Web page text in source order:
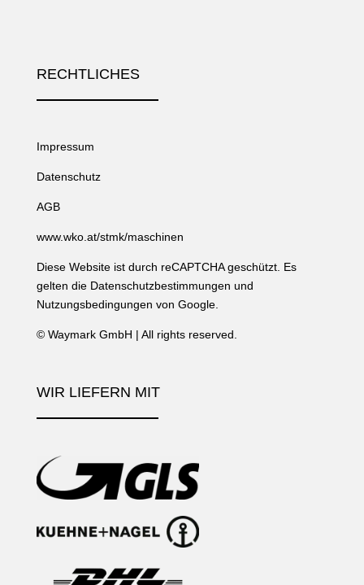
WIR LIEFERN MIT
RECHTLICHES
Impressum
Datenschutz
AGB
www.wko.at/stmk/maschinen
Diese Website ist durch reCAPTCHA geschützt. Es
gelten die Datenschutzbestimmungen und
Nutzungsbedingungen von Google.
© Waymark GmbH | All rights reserved.